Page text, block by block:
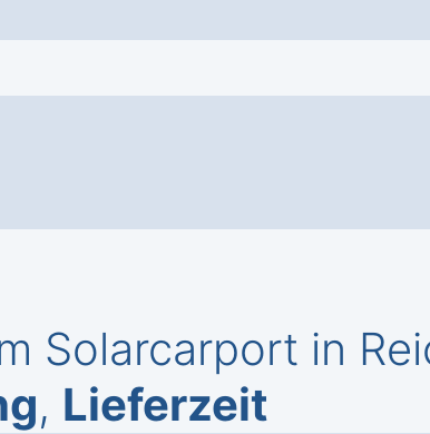
Solarcarport in
, Lieferzeit